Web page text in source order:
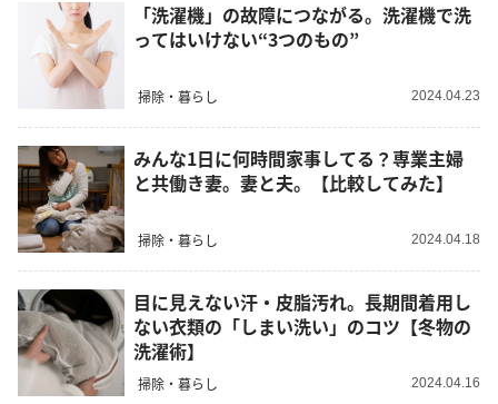
「洗濯機」の故障につながる。洗濯機で洗
ってはいけない“3つのもの”
掃除・暮らし 2024.04.23
みんな1日に何時間家事してる？専業主婦
と共働き妻。妻と夫。【比較してみた】
掃除・暮らし 2024.04.18
目に見えない汗・皮脂汚れ。長期間着用し
ない衣類の「しまい洗い」のコツ【冬物の
洗濯術】
掃除・暮らし 2024.04.16